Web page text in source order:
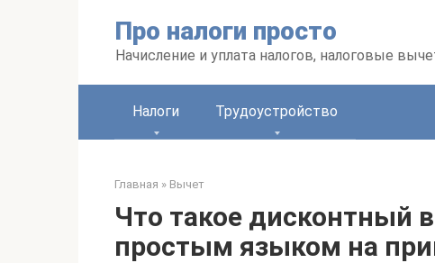
Про налоги просто
Начисление и уплата налогов, налоговые
Налоги Трудоустройство
Главная » Вычет
Что такое дисконтный
простым языком на